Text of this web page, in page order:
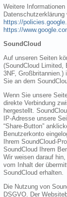
Weitere
https://
https://
SoundCloud
Auf unseren Seiten
(SoundCloud Limited,
3NF, Großbritannien.)
Sie an dem
Wenn Sie unsere
direkte Verbindung
hergestellt.
IP-Adresse unsere
“Share-Button”
Benutzerkonto
Ihrem SoundCloud-
SoundCloud Ihrem
Wir weisen darauf
vom Inhalt der
SoundCloud erhalten.
Die Nutzung von
DSGVO. Der